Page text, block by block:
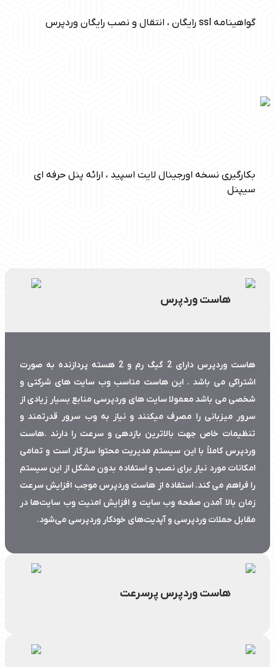
گواهینامه ssl رایگان ، انتقال و نصب رایگان وردپرس
بکارگیری نسخه اورجینال لایت اسپید ، ارائه پنل حرفه ای
سیپنل
هاست وردپرس
هاست وردپرس دارای 2 گیگ رم و 2 هسته پردازنده به صورت
اشتراکی می باشد . این هاست مناسب وب سایت های شرکتی و
شخصی می باشد معمولا سایت های وردپرسی منابع بسیار زیادی از
سرور میزبانی را مصرف میکنند و نیاز به وب سرور قدرتمند و
تنظیمات خاص جهت بالاترین بازدهی و سرعت را دارند .هاست
وردپرس کاملاً با این سیستم مدیریت محتوا سازگار است و تمامی
امکانات مورد نیاز برای نصب و استفاده بدون مشکل از این سیستم
را فراهم می کند. استفاده از هاست وردپرس موجب افزایش سرعت
زمان بالا آمدن صفحه وب سایت و افزایش امنیت وب­ سایت­‌ها در
مقابل حملات وردپرسی و آپدیت­‌های خودکار وردپرسی می­‌شود.
هاست وردپرس پرسرعت